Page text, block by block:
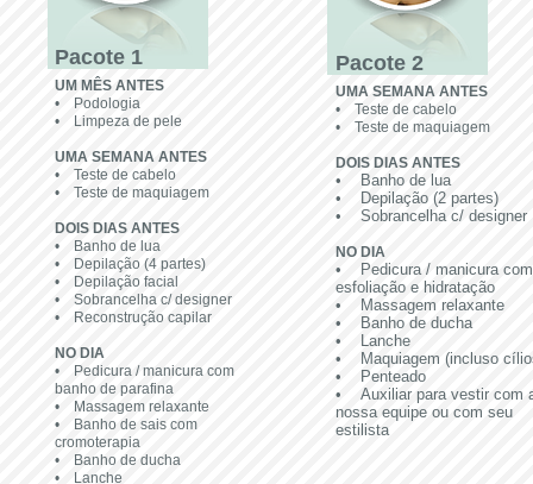
Pacote 1​
UM MÊS ANTES
• Podologia
• Limpeza de pele
UMA SEMANA ANTES
• Teste de cabelo
• Teste de maquiagem
DOIS DIAS ANTES
• Banho de lua
• Depilação (4 partes)
• Depilação facial
• Sobrancelha c/ designer
• Reconstrução capilar
NO DIA
• Pedicura / manicura com
banho de parafina
• Massagem relaxante
• Banho de sais com
cromoterapia
• Banho de ducha
• Lanche
Pacote 2​
UMA SEMANA ANTES
• Teste de cabelo
• Teste de maquiagem
DOIS DIAS ANTES
• Banho de lua
• Depilação (2 partes)
• Sobrancelha c/ designer
NO DIA
• Pedicura / manicura com
esfoliação e hidratação
• Massagem relaxante
• Banho de ducha
• Lanche
• Maquiagem (incluso
• Penteado
• Auxiliar para vestir com
nossa equipe ou com seu
estilista